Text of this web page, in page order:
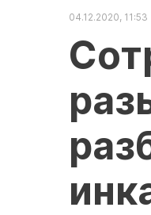
04.12.2020, 11:53